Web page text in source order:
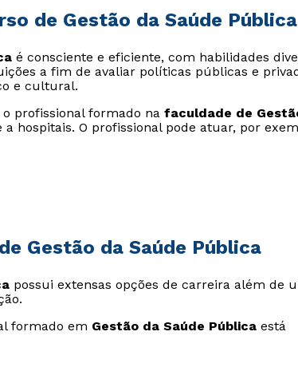
de Gestão da Saúde Pública
é consciente e eficiente, com habilidades
a fim de avaliar políticas públicas e
e cultural.
profissional formado na faculdade de
hospitais. O profissional pode atuar, por
Gestão da Saúde Pública
possui extensas opções de carreira além de
formado em Gestão da Saúde Pública está